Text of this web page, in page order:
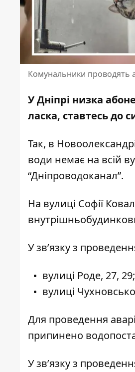
Комунальники проводять
У Дніпрі низка
ласка, ставтесь до
Так, в
води немає на всій
“Дніпроводоканал”.
На вулиці Софії
У звʼязку з
вулиці Роде, 27, 29;
вулиці
Для проведення
припинено
У звʼязку з